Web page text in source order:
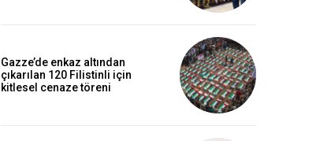
Gazze’de enkaz altından
çıkarılan 120 Filistinli için
kitlesel cenaze töreni